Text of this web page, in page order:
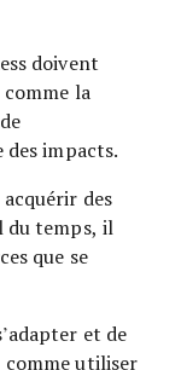
doivent
la
impacts.
des
du temps, il
que se
et de
comme utiliser